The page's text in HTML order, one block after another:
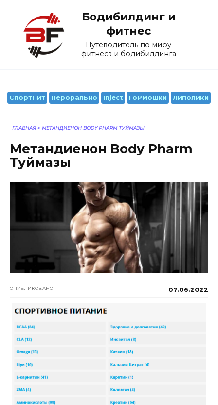
содержанию
Бодибилдинг и
фитнес
Путеводитель по миру
фитнеса и бодибилдинга
СпортПит Перорально Inject ГоРмошки Липолики
ГЛАВНАЯ > МЕТАНДИЕНОН BODY PHARM ТУЙМАЗЫ
Метандиенон Body Pharm
Туймазы
ОПУБЛИКОВАНО 07.06.2022